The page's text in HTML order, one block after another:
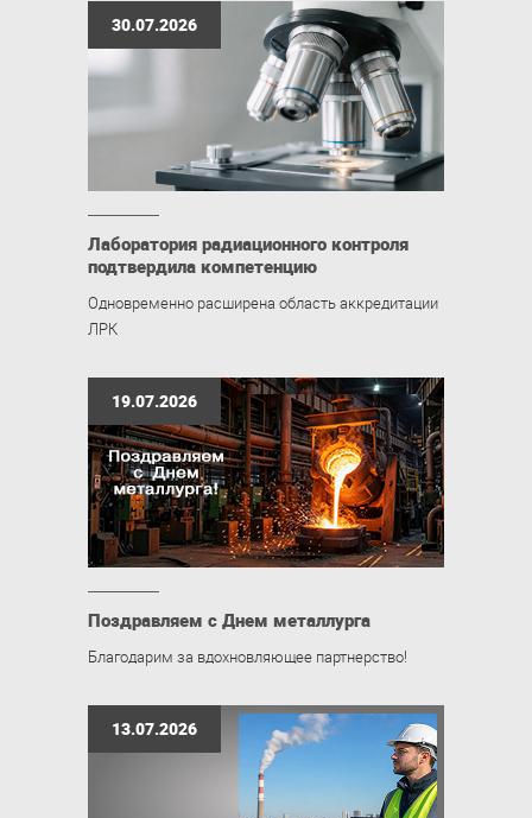
30.07.2026
Лаборатория радиационного контроля
подтвердила компетенцию
Одновременно расширена область аккредитации
ЛРК
19.07.2026
Поздравляем с Днем металлурга
Благодарим за вдохновляющее партнерство!
13.07.2026